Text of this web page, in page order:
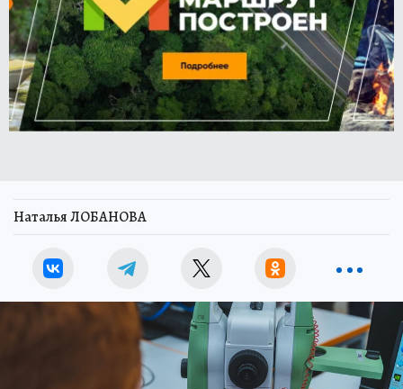
Наталья ЛОБАНОВА